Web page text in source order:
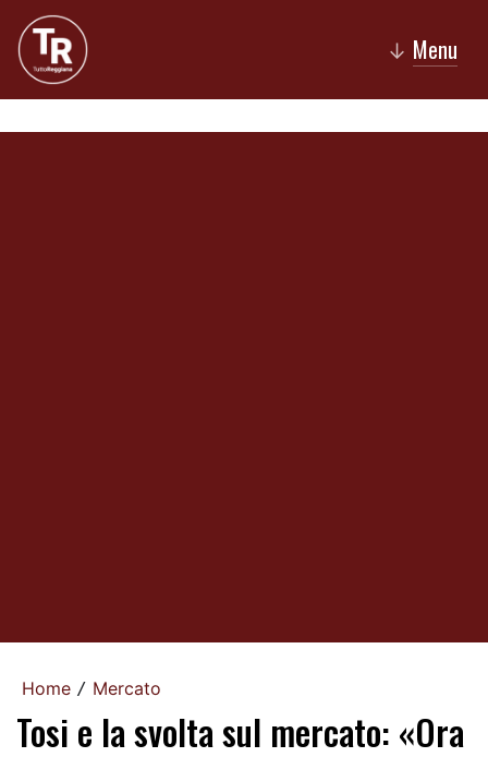
↓ Menu
Home / Mercato
Tosi e la svolta sul mercato: «Ora